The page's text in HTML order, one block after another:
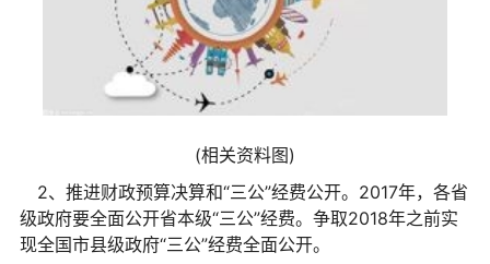
(相关资料图)
2、推进财政预算决算和“三公”经费公开。2017年，各省
级政府要全面公开省本级“三公”经费。争取2018年之前实
现全国市县级政府“三公”经费全面公开。